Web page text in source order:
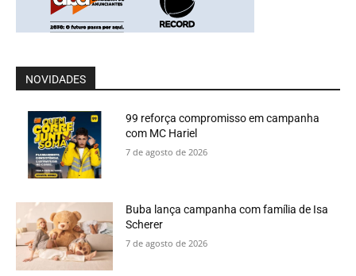
NOVIDADES
99 reforça compromisso em campanha
com MC Hariel
7 de agosto de 2026
Buba lança campanha com família de Isa
Scherer
7 de agosto de 2026